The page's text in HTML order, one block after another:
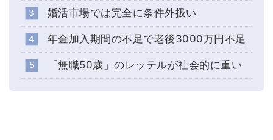
婚活市場では完全に条件外扱い
年金加入期間の不足で老後3000万円不足
「無職50歳」のレッテルが社会的に重い